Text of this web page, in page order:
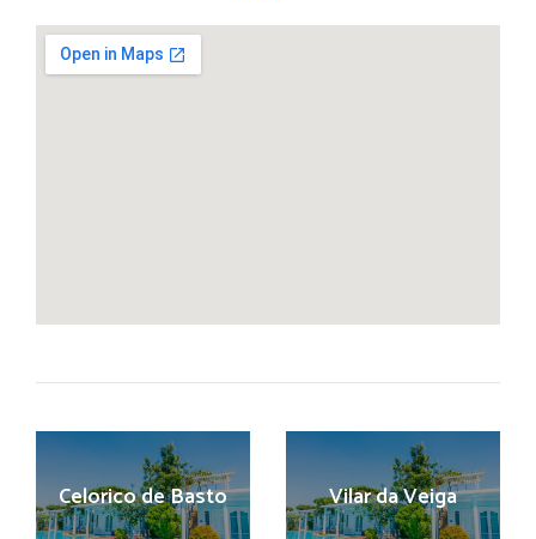
Celorico de Basto Vilar da Veiga